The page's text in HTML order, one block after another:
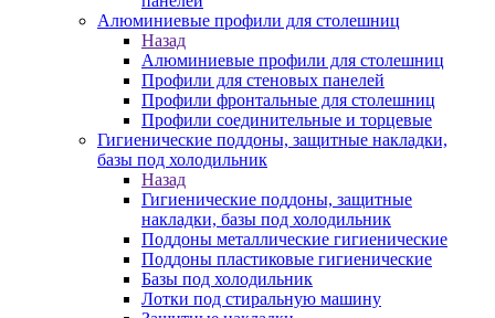
Алюминиевые профили для столешниц
Назад
Алюминиевые профили для столешниц
Профили для стеновых панелей
Профили фронтальные для столешниц
Профили соединительные и торцевые
Гигиенические поддоны, защитные накладки,
базы под холодильник
Назад
Гигиенические поддоны, защитные
накладки, базы под холодильник
Поддоны металлические гигиенические
Поддоны пластиковые гигиенические
Базы под холодильник
Лотки под стиральную машину